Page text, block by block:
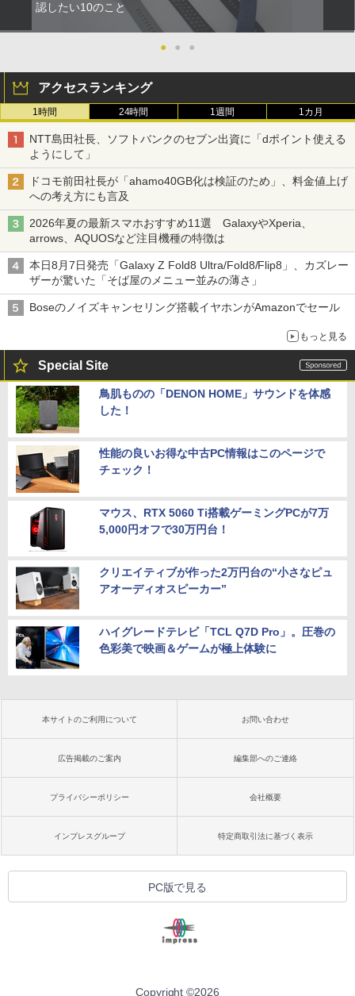
認したい10のこと
● ● ●
アクセスランキング
1時間 24時間 1週間 1カ月
NTT島田社長、ソフトバンクのセブン出資に「dポイント使える
ようにして」
ドコモ前田社長が「ahamo40GB化は検証のため」、料金値上げ
への考え方にも言及
2026年夏の最新スマホおすすめ11選 GalaxyやXperia、
arrows、AQUOSなど注目機種の特徴は
本日8月7日発売「Galaxy Z Fold8 Ultra/Fold8/Flip8」、カズレー
ザーが驚いた「そば屋のメニュー並みの薄さ」
Boseのノイズキャンセリング搭載イヤホンがAmazonでセール
もっと見る
Special Site
鳥肌ものの「DENON HOME」サウンドを体感
した！
性能の良いお得な中古PC情報はこのページで
チェック！
マウス、RTX 5060 Ti搭載ゲーミングPCが7万
5,000円オフで30万円台！
クリエイティブが作った2万円台の“小さなピュ
アオーディオスピーカー”
ハイグレードテレビ「TCL Q7D Pro」。圧巻の
色彩美で映画＆ゲームが極上体験に
本サイトのご利用について お問い合わせ
広告掲載のご案内 編集部へのご連絡
プライバシーポリシー 会社概要
インプレスグループ 特定商取引法に基づく表示
PC版で見る
Copyright ©2026